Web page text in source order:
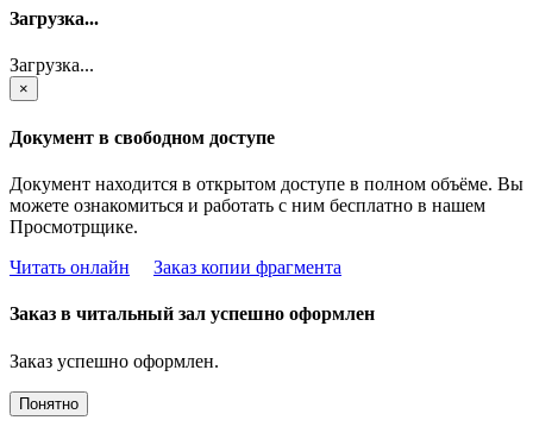
Загрузка...
Загрузка...
×
Документ в свободном доступе
Документ находится в открытом доступе в полном объёме. Вы
можете ознакомиться и работать с ним бесплатно в нашем
Просмотрщике.
Читать онлайн
Заказ копии фрагмента
Заказ в читальный зал успешно оформлен
Заказ успешно оформлен.
Понятно